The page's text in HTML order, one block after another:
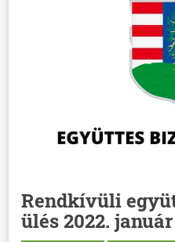
Rendkívüli
ülés 2022.